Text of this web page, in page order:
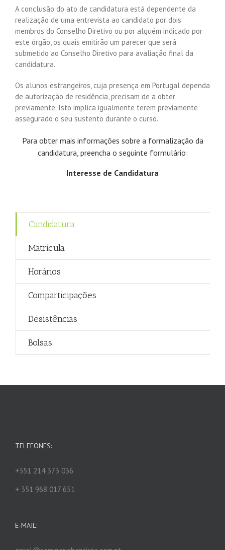
A conclusão do ato de candidatura está dependente da
realização de uma entrevista ao candidato por dois
membros do Conselho Diretivo ou por alguém indicado por
este órgão, os quais emitirão um parecer que será
submetido ao Conselho Diretivo para avaliação final da
candidatura.
Os alunos estrangeiros, cuja presença em Portugal dependa
de autorização de residência, precisam de a obter
previamente. Isto implica igualmente terem previamente
assegurado o seu sustento durante o curso.
Para obter mais informações sobre a formalização da
candidatura, preencha o seguinte formulário:
Interesse de Candidatura
Candidatura
Matrícula
Horários
Comparticipações
Desistências
Bolsas
TELEFONES:
+351 214 373 036
+ 351 968 017 651
E-MAIL: